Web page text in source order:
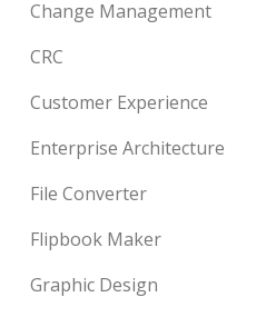
Change Management
CRC
Customer Experience
Enterprise Architecture
File Converter
Flipbook Maker
Graphic Design